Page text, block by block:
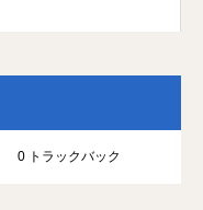
0 トラックバック